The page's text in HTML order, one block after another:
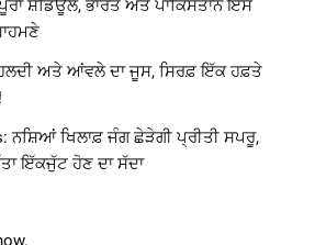
ਸ਼ਡਿਊਲ, ਭਾਰਤ ਅਤੇ ਪਾਕਿਸਤਾਨ ਇਸ
ਹਲਦੀ ਅਤੇ ਆਂਵਲੇ ਦਾ ਜੂਸ, ਸਿਰਫ਼ ਇੱਕ ਹਫ਼ਤੇ
ਨਸ਼ਿਆਂ ਖਿਲਾਫ਼ ਜੰਗ ਛੇੜੇਗੀ ਪ੍ਰੀਤੀ ਸਪਰੂ,
ਇੱਕਜੁੱਟ ਹੋਣ ਦਾ ਸੱਦਾ